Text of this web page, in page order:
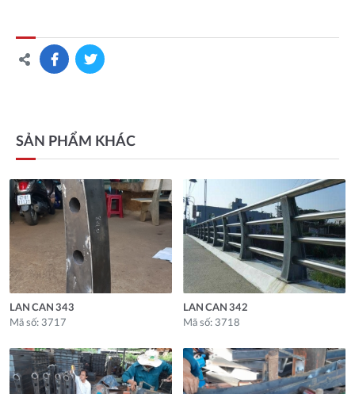
SẢN PHẨM KHÁC
LAN CAN 343
Mã số: 3717
LAN CAN 342
Mã số: 3718